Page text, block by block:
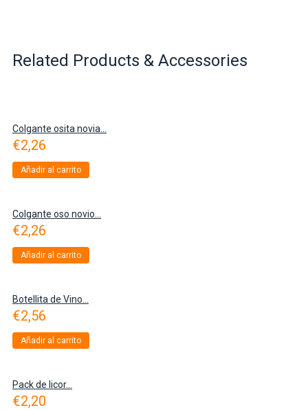
Related Products & Accessories
Colgante osita novia...
€2,26
Añadir al carrito
Colgante oso novio...
€2,26
Añadir al carrito
Botellita de Vino...
€2,56
Añadir al carrito
Pack de licor...
€2,20